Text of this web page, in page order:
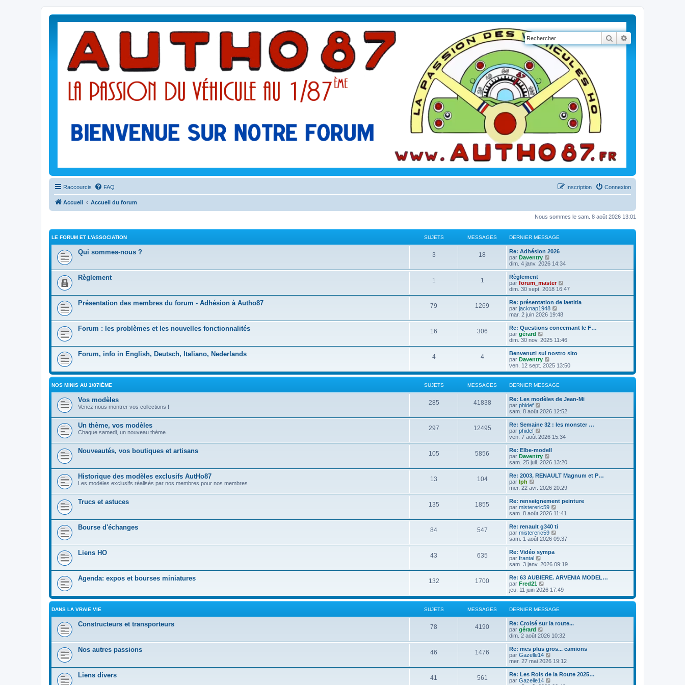
Rechercher
Raccourcis FAQ Connexion
Inscription
Accueil Accueil du forum
Nous sommes le sam. 8 août 2026 13:01
LE FORUM ET L'ASSOCIATION SUJETS MESSAGES DERNIER MESSAGE
Qui sommes-nous ? 3 18
Re: Adhésion 2026
par Daventry
o
n
u
l
r
l
e
e
n
i
e
m
e
s
s
a
g
dim. 4 janv. 2026 14:34
Règlement 1 1
Règlement
par forum_master
o
n
s
r
l
e
e
n
i
m
e
s
a
g
dim. 30 sept. 2018 16:47
Présentation des membres du forum - Adhésion à Autho87 79 1269
Re: présentation de laetitia
par jacknap1948
o
n
s
l
e
r
l
e
d
r
n
i
r
m
e
s
a
mar. 2 juin 2026 19:48
Forum : les problèmes et les nouvelles fonctionnalités 16 306
Re: Questions concernant le F…
par gérard
o
n
s
u
l
e
r
l
e
d
r
n
i
r
m
e
s
s
a
g
dim. 30 nov. 2025 11:46
Forum, info in English, Deutsch, Italiano, Nederlands 4 4
Benvenuti sul nostro sito
par Daventry
o
n
s
u
e
l
e
d
r
n
r
m
e
s
a
g
e
ven. 12 sept. 2025 13:50
NOS MINIS AU 1/87IÈME SUJETS MESSAGES DERNIER MESSAGE
Vos modèles
Venez nous montrer vos collections !
285 41838
Re: Les modèles de Jean-Mi
par phidef
o
n
s
l
r
l
e
e
n
i
e
r
m
e
s
s
a
g
e
sam. 8 août 2026 12:52
Un thème, vos modèles
Chaque samedi, un nouveau thème.
297 12495
Re: Semaine 32 : les monster …
par phidef
o
n
s
u
l
e
r
l
e
e
r
n
i
e
r
m
e
s
a
g
e
ven. 7 août 2026 15:34
Nouveautés, vos boutiques et artisans 105 5856
Re: Elbe-modell
par Daventry
o
n
s
l
r
l
e
e
r
n
i
e
m
e
s
a
g
e
sam. 25 juil. 2026 13:20
Historique des modèles exclusifs AutHo87
Les modèles exclusifs réalisés par nos membres pour nos membres
13 104
Re: 2003, RENAULT Magnum et P…
par lph
o
n
s
u
l
e
r
l
e
e
r
n
i
e
r
m
e
s
s
a
g
e
mer. 22 avr. 2026 20:29
Trucs et astuces 135 1855
Re: renseignement peinture
par mistereric59
o
n
s
l
l
e
e
n
i
r
m
e
s
a
g
sam. 8 août 2026 11:41
Bourse d'échanges 84 547
Re: renault g340 ti
par mistereric59
o
n
l
e
r
e
d
r
n
i
r
m
e
s
a
g
sam. 1 août 2026 09:37
Liens HO 43 635
Re: Vidéo sympa
par frantal
o
n
s
u
l
e
r
l
e
d
e
r
n
i
e
r
m
e
s
sam. 3 janv. 2026 09:19
Agenda: expos et bourses miniatures 132 1700
Re: 63 AUBIERE. ARVENIA MODEL…
par Fred21
o
n
s
u
e
l
e
d
e
r
n
i
e
jeu. 11 juin 2026 17:49
DANS LA VRAIE VIE SUJETS MESSAGES DERNIER MESSAGE
Constructeurs et transporteurs 78 4190
Re: Croisé sur la route...
par gérard
o
n
s
u
l
r
l
dim. 2 août 2026 10:32
Nos autres passions 46 1476
Re: mes plus gros... camions
par Gazelle14
o
n
s
mer. 27 mai 2026 19:12
Liens divers 41 561
Re: Les Rois de la Route 2025…
par Gazelle14